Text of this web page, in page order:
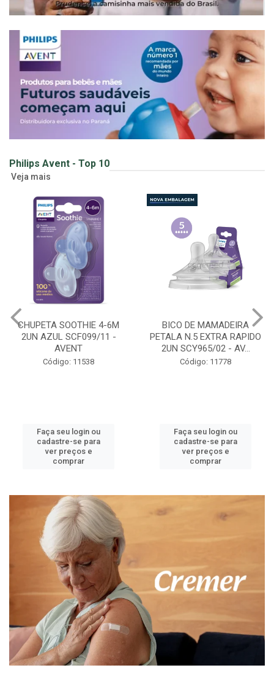
Philips Avent - Top 10
Veja mais
BICO DE MAMADEIRA
PETALA N.5 EXTRA RAPIDO
2UN SCY965/02 - AV...
Faça seu login ou
cadastre-se para
ver preços e
MAMADEIRA PETALA 3-6M
260ML GIRAFA BICO 3
SCY903/66 - AVENT
Faça seu login ou
cadastre-se para
ver preços e